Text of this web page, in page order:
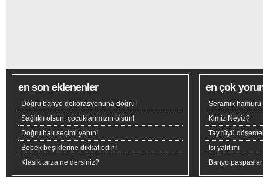
en son eklenenler
Doğru banyo dekorasyonuna doğru!
Sağlıklı olsun, çocuklarımızın olsun!
Doğru halı seçimi yapın!
Bebek beşiklerine dikkat edin!
Klasik tarza ne dersiniz?
en çok
Seramik hamuru
Kimiz Neyiz?
Tay tüyü
Isı yalıtımı
Banyo